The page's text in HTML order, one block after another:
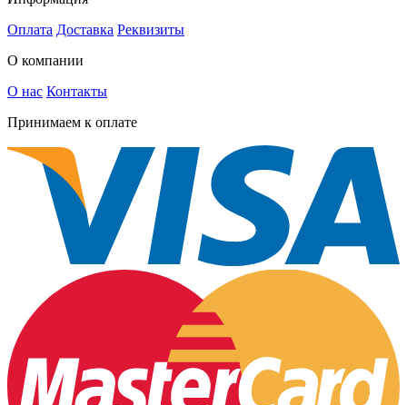
Оплата Доставка Реквизиты
О компании
О нас Контакты
Принимаем к оплате